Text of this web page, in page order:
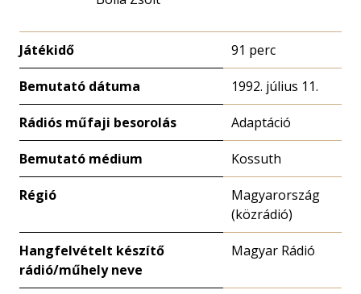
Játékidő 91 perc
Bemutató dátuma 1992. július 11.
Rádiós műfaji besorolás Adaptáció
Bemutató médium Kossuth
Régió
Magyarország
(közrádió)
Hangfelvételt készítő
rádió/műhely neve
Magyar Rádió